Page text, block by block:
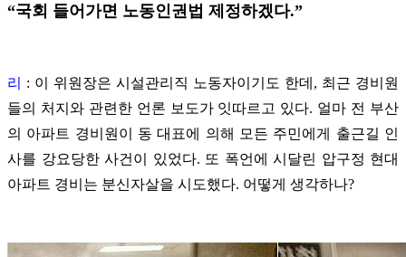
“국회 들어가면 노동인권법 제정하겠다.”
리
: 이 위원장은 시설관리직 노동자이기도 한데, 최근 경비원
들의 처지와 관련한 언론 보도가 잇따르고 있다. 얼마 전 부산
의 아파트 경비원이 동 대표에 의해 모든 주민에게 출근길 인
사를 강요당한 사건이 있었다. 또 폭언에 시달린 압구정 현대
아파트 경비는 분신자살을 시도했다. 어떻게 생각하나?